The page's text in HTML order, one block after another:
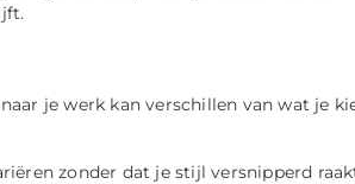
je werk kan verschillen van wat je
zonder dat je stijl versnipperd